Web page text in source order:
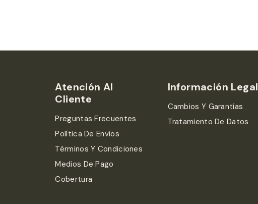
Atención Al
Cliente
Preguntas Frecuentes
Política De Envíos
Términos Y Condiciones
Medios De Pago
Cobertura
Información Legal
Cambios Y Garantías
Tratamiento De Datos